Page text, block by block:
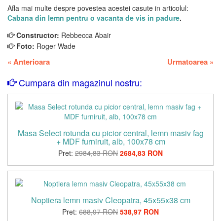
Afla mai multe despre povestea acestei casute in articolul:
Cabana din lemn pentru o vacanta de vis in padure.
Constructor: Rebbecca Abair
Foto: Roger Wade
« Anterioara Urmatoarea »
Cumpara din magazinul nostru:
Masa Select rotunda cu picior central, lemn masiv fag
+ MDF furniruit, alb, 100x78 cm
Pret: 2984,83 RON 2684,83 RON
Noptiera lemn masiv Cleopatra, 45x55x38 cm
Pret: 688,97 RON 538,97 RON